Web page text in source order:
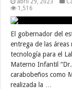
1,516
El gobernador del
entrega de las
tecnología para el
Materno Infantil
carabobeños como
realizada la …